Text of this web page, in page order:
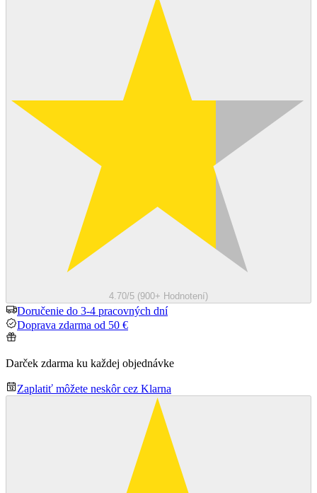
4.70/5 (900+ Hodnotení)
Doručenie do 3-4 pracovných dní
Doprava zdarma od 50 €
Darček zdarma ku každej objednávke
Zaplatiť môžete neskôr cez Klarna